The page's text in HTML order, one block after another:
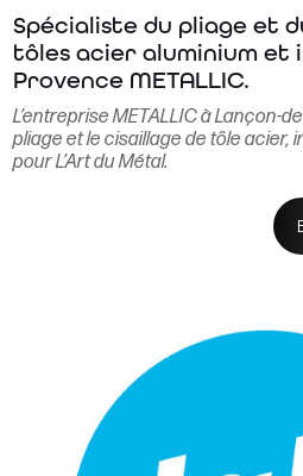
Spécialiste du pliage et
tôles acier aluminium et
Provence METALLIC.
L’entreprise METALLIC à Lançon-
pliage et le cisaillage de tôle acier,
pour L’Art du Métal.